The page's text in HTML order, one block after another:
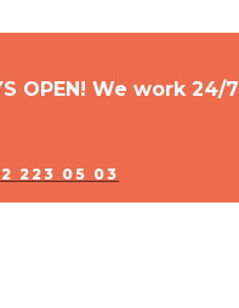
OPEN! We work 24/7
223 05 03